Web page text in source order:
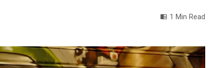
1 Min Read